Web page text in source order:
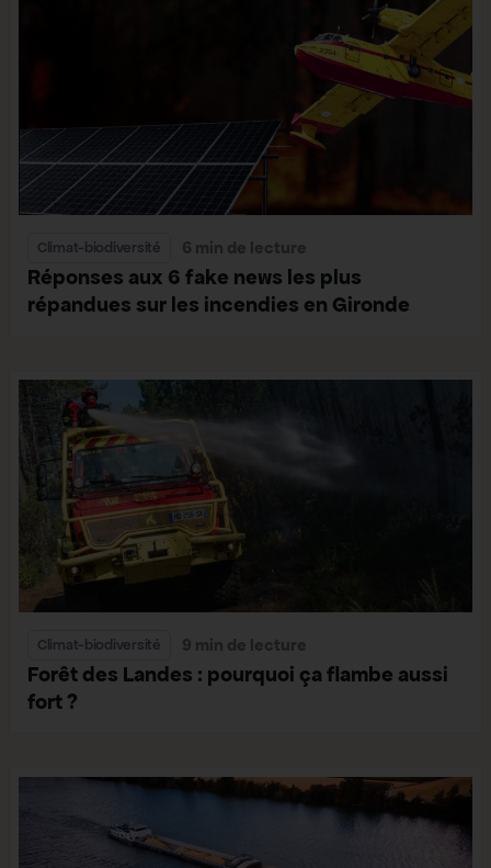
Climat-biodiversité 6 min de lecture
Réponses aux 6 fake news les plus
répandues sur les incendies en Gironde
Climat-biodiversité 9 min de lecture
Forêt des Landes : pourquoi ça flambe aussi
fort ?